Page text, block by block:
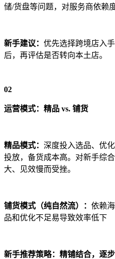
储/货盘等问题，对服务商依赖
新手建议： 优先选择跨境店入
后，再评估是否转向本土店。
02
运营模式：精品 vs. 铺货
精品模式： 深度投入选品、优
投放，备货成本高。对新手综
大、见效慢而受挫。
铺货模式（纯自然流）： 依赖
品和优化不足易导致效率低下
新手推荐策略：精铺结合，逐